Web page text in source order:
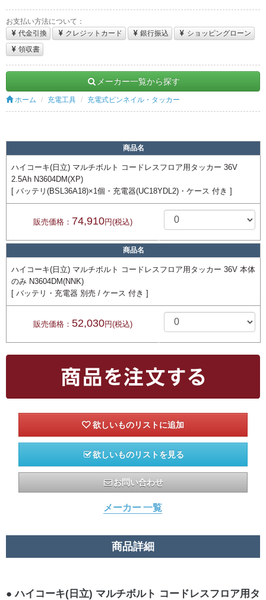
お支払い方法について：
代金引換
クレジットカード 銀行振込
ショッピングローン
領収書
メーカー一覧から探す
ホーム 充電工具 充電式ピンネイル・タッカー
商品名
ハイコーキ(日立) マルチボルト コードレスフロア用タッカー 36V
2.5Ah N3604DM(XP)
[ バッテリ(BSL36A18)×1個・充電器(UC18YDL2)・ケース 付き ]
販売価格： 74,910円(税込)
商品名
ハイコーキ(日立) マルチボルト コードレスフロア用タッカー 36V 本体
のみ N3604DM(NNK)
[ バッテリ・充電器 別売 / ケース 付き ]
販売価格： 52,030円(税込)
欲しいものリストを見る
お問い合わせ
メーカー 一覧
商品詳細
ハイコーキ(日立) マルチボルト コードレスフロア用タ